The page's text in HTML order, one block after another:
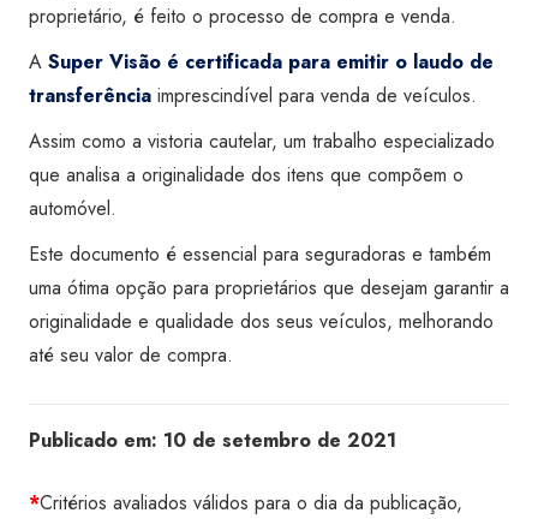
proprietário, é feito o processo de compra e venda.
A Super Visão é certificada para emitir o laudo de
transferência imprescindível para venda de veículos.
Assim como a vistoria cautelar, um trabalho especializado
que analisa a originalidade dos itens que compõem o
automóvel.
Este documento é essencial para seguradoras e também
uma ótima opção para proprietários que desejam garantir a
originalidade e qualidade dos seus veículos, melhorando
até seu valor de compra.
Publicado em: 10 de setembro de 2021
*Critérios avaliados válidos para o dia da publicação,